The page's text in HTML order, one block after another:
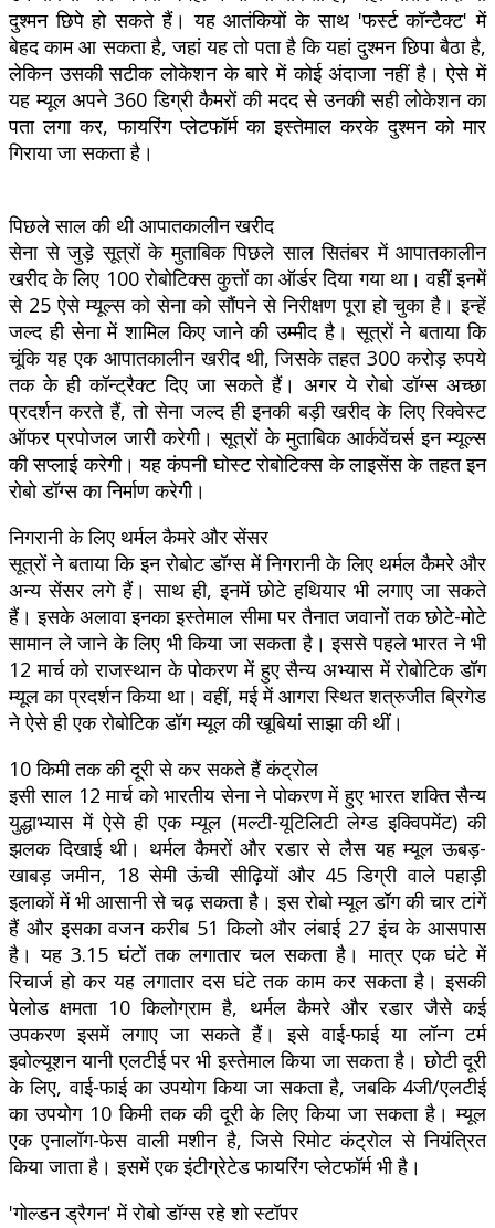
दुश्मन छिपे हो सकते हैं। यह आतंकियों के साथ 'फर्स्ट कॉन्टैक्ट' में
बेहद काम आ सकता है, जहां यह तो पता है कि यहां दुश्मन छिपा बैठा है,
लेकिन उसकी सटीक लोकेशन के बारे में कोई अंदाजा नहीं है। ऐसे में
यह म्यूल अपने 360 डिग्री कैमरों की मदद से उनकी सही लोकेशन का
पता लगा कर, फायरिंग प्लेटफॉर्म का इस्तेमाल करके दुश्मन को मार
गिराया जा सकता है।
पिछले साल की थी आपातकालीन खरीद
सेना से जुड़े सूत्रों के मुताबिक पिछले साल सितंबर में आपातकालीन
खरीद के लिए 100 रोबोटिक्स कुत्तों का ऑर्डर दिया गया था। वहीं इनमें
से 25 ऐसे म्यूल्स को सेना को सौंपने से निरीक्षण पूरा हो चुका है। इन्हें
जल्द ही सेना में शामिल किए जाने की उम्मीद है। सूत्रों ने बताया कि
चूंकि यह एक आपातकालीन खरीद थी, जिसके तहत 300 करोड़ रुपये
तक के ही कॉन्ट्रैक्ट दिए जा सकते हैं। अगर ये रोबो डॉग्स अच्छा
प्रदर्शन करते हैं, तो सेना जल्द ही इनकी बड़ी खरीद के लिए रिक्वेस्ट
ऑफर प्रपोजल जारी करेगी। सूत्रों के मुताबिक आर्कवेंचर्स इन म्यूल्स
की सप्लाई करेगी। यह कंपनी घोस्ट रोबोटिक्स के लाइसेंस के तहत इन
रोबो डॉग्स का निर्माण करेगी।
निगरानी के लिए थर्मल कैमरे और सेंसर
सूत्रों ने बताया कि इन रोबोट डॉग्स में निगरानी के लिए थर्मल कैमरे और
अन्य सेंसर लगे हैं। साथ ही, इनमें छोटे हथियार भी लगाए जा सकते
हैं। इसके अलावा इनका इस्तेमाल सीमा पर तैनात जवानों तक छोटे-मोटे
सामान ले जाने के लिए भी किया जा सकता है। इससे पहले भारत ने भी
12 मार्च को राजस्थान के पोकरण में हुए सैन्य अभ्यास में रोबोटिक डॉग
म्यूल का प्रदर्शन किया था। वहीं, मई में आगरा स्थित शत्रुजीत ब्रिगेड
ने ऐसे ही एक रोबोटिक डॉग म्यूल की खूबियां साझा की थीं।
10 किमी तक की दूरी से कर सकते हैं कंट्रोल
इसी साल 12 मार्च को भारतीय सेना ने पोकरण में हुए भारत शक्ति सैन्य
युद्धाभ्यास में ऐसे ही एक म्यूल (मल्टी-यूटिलिटी लेग्ड इक्विपमेंट) की
झलक दिखाई थी। थर्मल कैमरों और रडार से लैस यह म्यूल ऊबड़-
खाबड़ जमीन, 18 सेमी ऊंची सीढ़ियों और 45 डिग्री वाले पहाड़ी
इलाकों में भी आसानी से चढ़ सकता है। इस रोबो म्यूल डॉग की चार टांगें
हैं और इसका वजन करीब 51 किलो और लंबाई 27 इंच के आसपास
है। यह 3.15 घंटों तक लगातार चल सकता है। मात्र एक घंटे में
रिचार्ज हो कर यह लगातार दस घंटे तक काम कर सकता है। इसकी
पेलोड क्षमता 10 किलोग्राम है, थर्मल कैमरे और रडार जैसे कई
उपकरण इसमें लगाए जा सकते हैं। इसे वाई-फाई या लॉन्ग टर्म
इवोल्यूशन यानी एलटीई पर भी इस्तेमाल किया जा सकता है। छोटी दूरी
के लिए, वाई-फाई का उपयोग किया जा सकता है, जबकि 4जी/एलटीई
का उपयोग 10 किमी तक की दूरी के लिए किया जा सकता है। म्यूल
एक एनालॉग-फेस वाली मशीन है, जिसे रिमोट कंट्रोल से नियंत्रित
किया जाता है। इसमें एक इंटीग्रेटेड फायरिंग प्लेटफॉर्म भी है।
'गोल्डन ड्रैगन' में रोबो डॉग्स रहे शो स्टॉपर